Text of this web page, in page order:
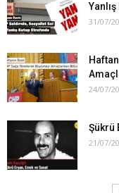
31/07/
24/07/
Şükrü
21/07/